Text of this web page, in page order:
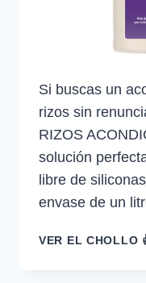
Si buscas un
rizos sin
RIZOS
solución
libre de
envase de un
VER EL CHOLLO